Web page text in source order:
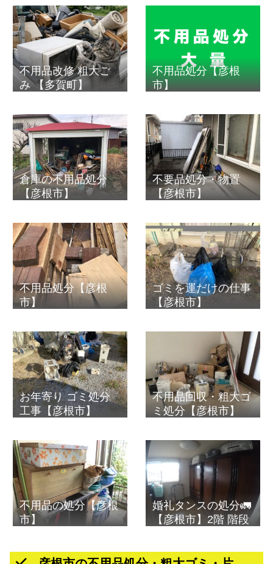
不用品改修 粗大ご
み 【多賀町】
不用品処分【彦根
市】
倉庫の不用品処分
【彦根市】
不要品処分・物置
【彦根市】
不用品処分【彦根
市】
ゴミを運だけの仕事
【彦根市】
お年寄り ゴミ処分
工事【彦根市】
不用品回収・粗大ゴ
ミ処分【彦根市】
不用品の処分【彦根
市】
婚礼タンスの処分🚛
【彦根市】2階 階段